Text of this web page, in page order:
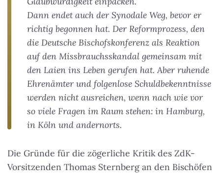
Dann endet auch der Synodale Weg, bevor er
richtig begonnen hat. Der Reformprozess, den
die Deutsche Bischofskonferenz als Reaktion
auf den Missbrauchsskandal gemeinsam mit
den Laien ins Leben gerufen hat. Aber ruhende
Ehrenämter und folgenlose Schuldbekenntnisse
werden nicht ausreichen, wenn nach wie vor
so viele Fragen im Raum stehen: in Hamburg,
in Köln und andernorts.
Die Gründe für die zögerliche Kritik des ZdK-
Vorsitzenden Thomas Sternberg an den Bischöfen